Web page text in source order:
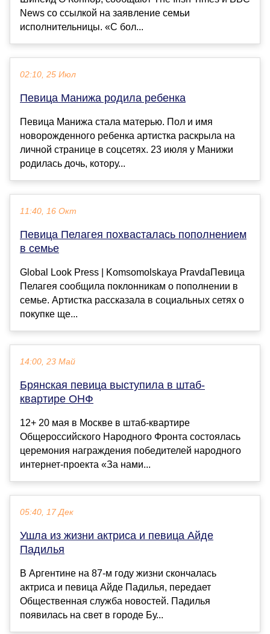
News со ссылкой на заявление семьи
исполнительницы. «С бол...
02:10, 25 Июл
Певица Манижа родила ребенка
Певица Манижа стала матерью. Пол и имя
новорожденного ребенка артистка раскрыла на
личной странице в соцсетях. 23 июля у Манижи
родилась дочь, котору...
11:40, 16 Окт
Певица Пелагея похвасталась пополнением
в семье
Global Look Press | Komsomolskaya PravdaПевица
Пелагея сообщила поклонникам о пополнении в
семье. Артистка рассказала в социальных сетях о
покупке ще...
14:00, 23 Май
Брянcкая певица выcтупила в штаб-
квартире ОНФ
12+ 20 мая в Моcкве в штаб-квартире
Общероccийcкого Народного Фронта cоcтоялаcь
церемония награждения победителей народного
интернет-проекта «Зa нами...
05:40, 17 Дек
Ушла из жизни актриса и певица Айде
Падилья
В Аргентине на 87-м году жизни скончалась
актриса и певица Айде Падилья, передает
Общественная служба новостей. Падилья
появилась на свет в городе Бу...